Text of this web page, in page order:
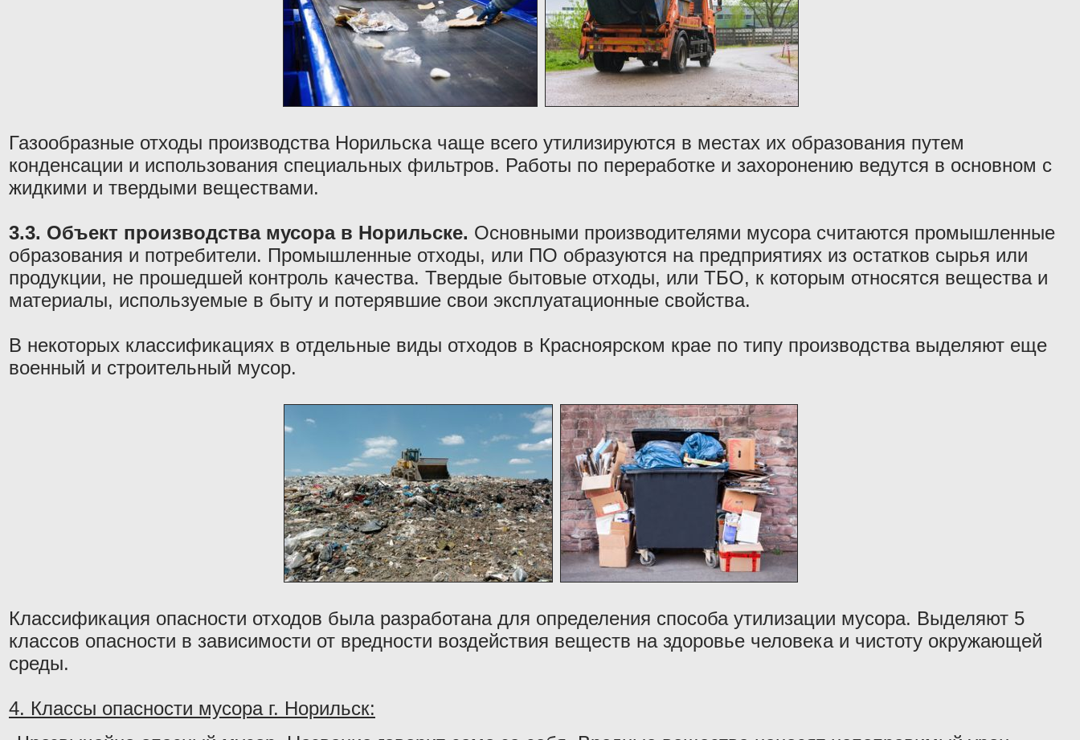
Газообразные отходы производства Норильска чаще всего утилизируются в местах их образования путем
конденсации и использования специальных фильтров. Работы по переработке и захоронению ведутся в основном с
жидкими и твердыми веществами.
3.3. Объект производства мусора в Норильске. Основными производителями мусора считаются промышленные
образования и потребители. Промышленные отходы, или ПО образуются на предприятиях из остатков сырья или
продукции, не прошедшей контроль качества. Твердые бытовые отходы, или ТБО, к которым относятся вещества и
материалы, используемые в быту и потерявшие свои эксплуатационные свойства.
В некоторых классификациях в отдельные виды отходов в Красноярском крае по типу производства выделяют еще
военный и строительный мусор.
Классификация опасности отходов была разработана для определения способа утилизации мусора. Выделяют 5
классов опасности в зависимости от вредности воздействия веществ на здоровье человека и чистоту окружающей
среды.
4. Классы опасности мусора г. Норильск: